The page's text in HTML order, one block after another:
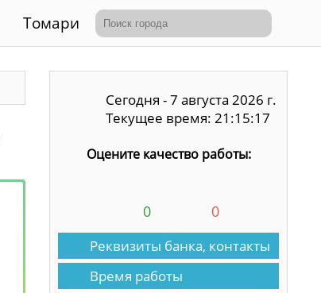
Томари
Сегодня - 7 августа 2026 г.
Текущее время: 21:15:17
Оцените качество работы:
0 0
Реквизиты банка, контакты
Время работы